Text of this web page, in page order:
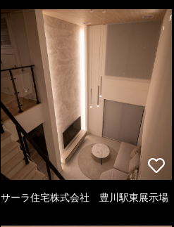
サーラ住宅株式会社 豊川駅東展示場